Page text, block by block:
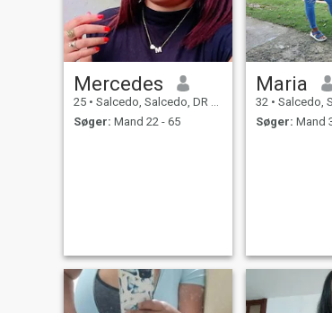
Mercedes
25 • Salcedo, Salcedo, DR Dominikanske
Søger: Mand 22 - 65
Maria
32 • Salcedo,
Søger: Mand